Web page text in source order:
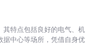
特点包括良好的电气、
中心等场所，凭借自身